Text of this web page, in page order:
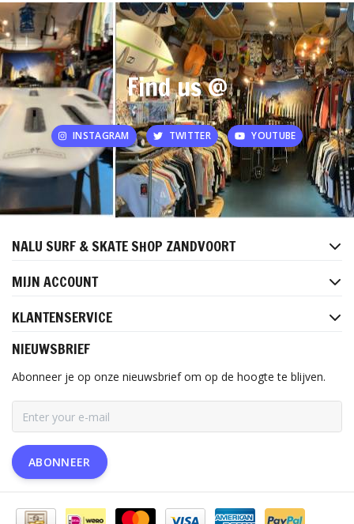
Find us @
INSTAGRAM TWITTER YOUTUBE
NALU SURF & SKATE SHOP ZANDVOORT
MIJN ACCOUNT
KLANTENSERVICE
NIEUWSBRIEF
Abonneer je op onze nieuwsbrief om op de hoogte te blijven.
ABONNEER